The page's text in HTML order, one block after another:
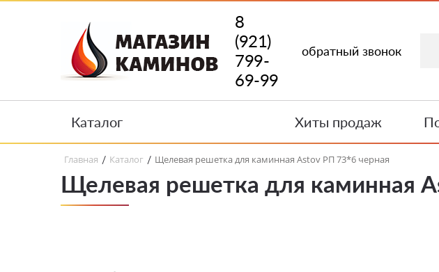
8
(921)
799-
69-99
обратный звонок
Каталог Хиты продаж
Главная / Каталог / Щелевая решетка для каминная Astov РП 73*6 черная
Щелевая решетка для каминная